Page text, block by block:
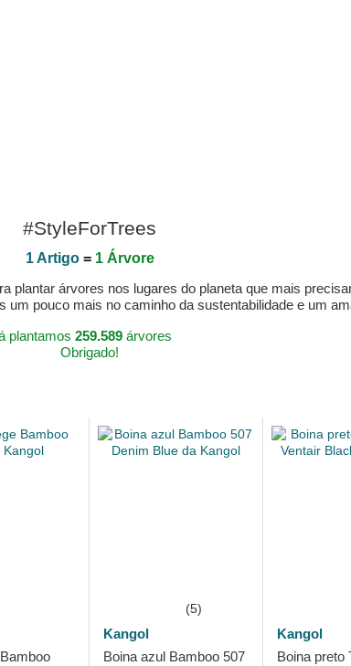
#StyleForTrees
1 Artigo= 1 Árvore
plantar árvores nos lugares do planeta que mais
pouco mais no caminho da sustentabilidade e um
plantamos 259.589árvores
Obrigado!
(5)
Kangol
Boina azul Bamboo 507
Kangol
Boina preto